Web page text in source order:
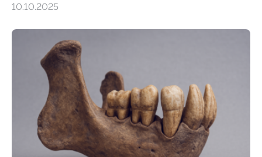
Vulkan? Was passiert in der Erde darunter? Wo
erzeugt durch Magma oder Gase, die sich durch
Schlote einen Weg nach oben bahnen? Jun.-Prof. Dr.
Miriam Christina Reiss, Vulkanseismologin an der
Johannes Gutenberg-Universität Mainz (JGU), und ihr
Team haben am Vulkan Oldoinyo Lengai in Tansania
solche Tremore lokalisiert. „Wir konnten die Tremore
nicht nur nachweisen, sondern ihren Ort in…
10.10.2025